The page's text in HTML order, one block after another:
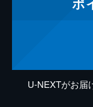
U-NEXTがお届